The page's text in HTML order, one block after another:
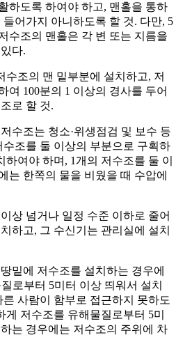
하도록 하여야 하고, 맨홀을 통하
어가지 아니하도록 할 것. 다만, 5
수조의 맨홀은 각 변 또는 지름을
다.
수조의 맨 밑부분에 설치하고, 저
여 100분의 1 이상의 경사를 두어
로 할 것.
수조는 청소·위생점검 및 보수 등
조를 둘 이상의 부분으로 구획하
여야 하며, 1개의 저수조를 둘 이
는 한쪽의 물을 비웠을 때 수압에
상 넘거나 일정 수준 이하로 줄어
하고, 그 수신기는 관리실에 설치
밑에 저수조를 설치하는 경우에
로부터 5미터 이상 띄워서 설치
사람이 함부로 접근하지 못하도
저수조를 유해물질로부터 5미
는 경우에는 저수조의 주위에 차